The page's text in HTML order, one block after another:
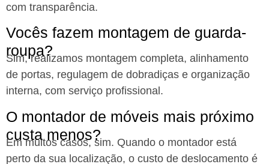
com transparência.
Vocês fazem montagem de guarda-
roupa?
Sim, realizamos montagem completa, alinhamento
de portas, regulagem de dobradiças e organização
interna, com serviço profissional.
O montador de móveis mais próximo
custa menos?
Em muitos casos, sim. Quando o montador está
perto da sua localização, o custo de deslocamento é